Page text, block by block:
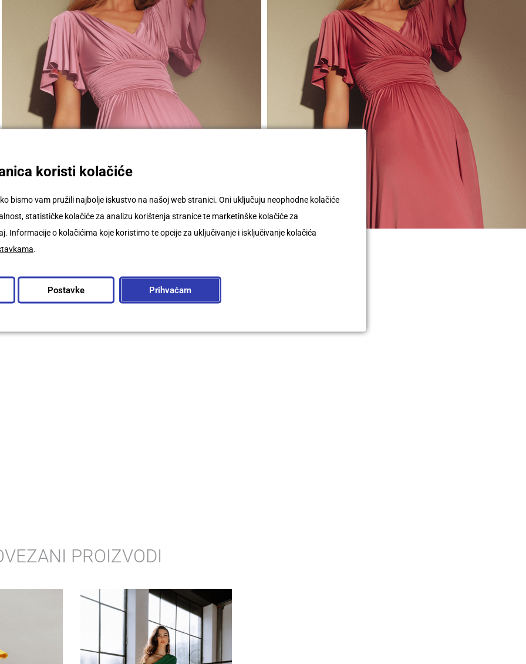
PROIZVODI
koristi kolačiće
bismo vam pružili najbolje iskustvo na našoj web stranici. Oni uključuju neophodne kolačiće
statističke kolačiće za analizu korištenja stranice te marketinške kolačiće za
Informacije o kolačićima koje koristimo te opcije za uključivanje i isključivanje kolačića
Prihvaćam
Postavke